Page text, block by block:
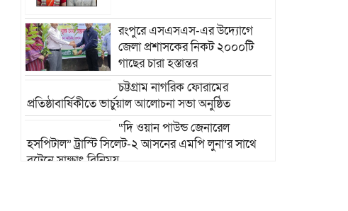
রংপুরে এসএসএস-এর উদ্যোগে
জেলা প্রশাসকের নিকট ২০০০টি
গাছের চারা হস্তান্তর
চট্টগ্রাম নাগরিক ফোরামের
প্রতিষ্ঠাবার্ষিকীতে ভার্চুয়াল আলোচনা সভা অনুষ্ঠিত
“দি ওয়ান পাউন্ড জেনারেল
হসপিটাল” ট্রাস্টি সিলেট-২ আসনের এমপি লুনা’র সা‌থে
বৃটেনে সাক্ষাৎ বিনিময়